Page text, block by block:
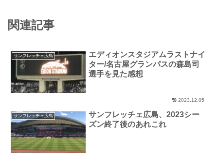
関連記事
サンフレッチェ広島
エディオンスタジアムラストナイ
ター/名古屋グランパスの森島司
選手を見た感想
2023.12.05
サンフレッチェ広島
サンフレッチェ広島、2023シー
ズン終了後のあれこれ